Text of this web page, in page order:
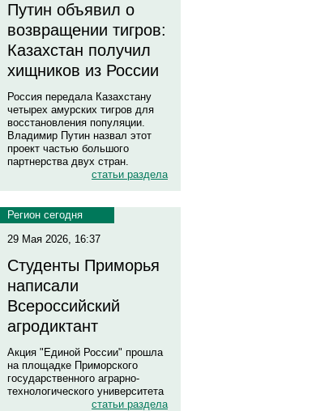
Путин объявил о
возвращении тигров:
Казахстан получил
хищников из России
Россия передала Казахстану
четырех амурских тигров для
восстановления популяции.
Владимир Путин назвал этот
проект частью большого
партнерства двух стран.
статьи раздела
Регион сегодня
29 Мая 2026, 16:37
Студенты Приморья
написали
Всероссийский
агродиктант
Акция "Единой России" прошла
на площадке Приморского
государственного аграрно-
технологического университета
статьи раздела